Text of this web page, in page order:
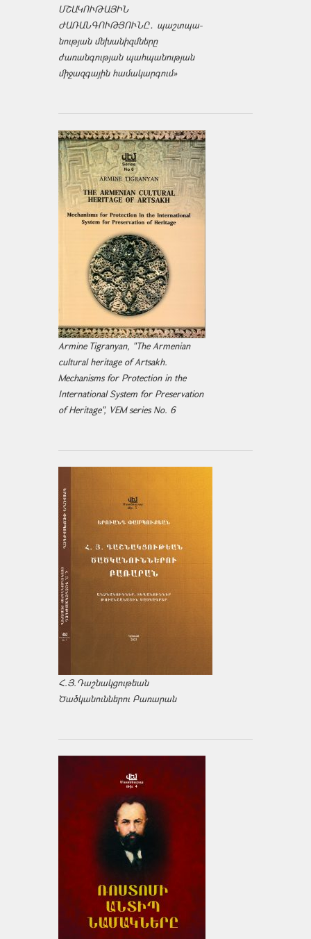
ՄՇԱԿՈՒԹԱՅԻՆ
ԺԱՌԱՆԳՈՒԹՅՈՒՆԸ․ պաշտպա­
նության մեխանիզմները
ժառանգության պահպանության
միջազ­գային համակարգում»
Armine Tigranyan, "The Armenian
cultural heritage of Artsakh.
Mechanisms for Protection in the
International System for Preservation
of Heritage", VEM series No. 6
Հ.Յ.Դաշնակցութեան
Ծածկանուններու Բառարան